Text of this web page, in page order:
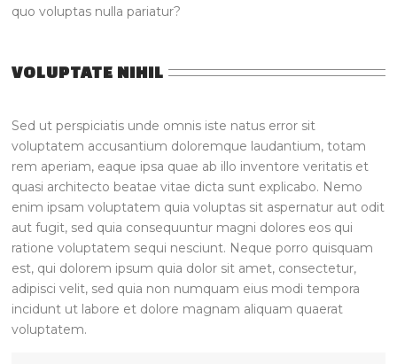
quo voluptas nulla pariatur?
VOLUPTATE NIHIL
Sed ut perspiciatis unde omnis iste natus error sit
voluptatem accusantium doloremque laudantium, totam
rem aperiam, eaque ipsa quae ab illo inventore veritatis et
quasi architecto beatae vitae dicta sunt explicabo. Nemo
enim ipsam voluptatem quia voluptas sit aspernatur aut odit
aut fugit, sed quia consequuntur magni dolores eos qui
ratione voluptatem sequi nesciunt. Neque porro quisquam
est, qui dolorem ipsum quia dolor sit amet, consectetur,
adipisci velit, sed quia non numquam eius modi tempora
incidunt ut labore et dolore magnam aliquam quaerat
voluptatem.